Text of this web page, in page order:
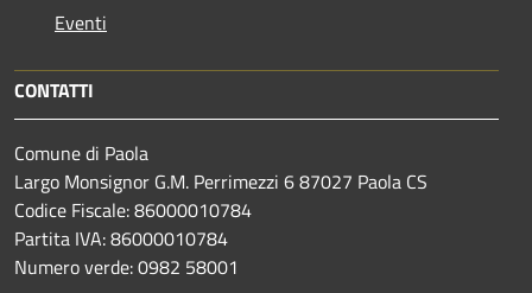
Eventi
CONTATTI
Comune di Paola
Largo Monsignor G.M. Perrimezzi 6 87027 Paola CS
Codice Fiscale: 86000010784
Partita IVA: 86000010784
Numero verde: 0982 58001